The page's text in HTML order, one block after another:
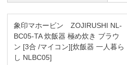
象印マホービン ZOJIRUSHI NL-
BC05-TA 炊飯器 極め炊き ブラウ
ン [3合 /マイコン][炊飯器 一人暮ら
し NLBC05]